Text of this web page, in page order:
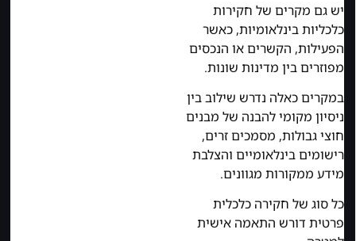
יש גם מקרים של חקירות
כלכליות בינלאומיות, כאשר
הפעילות, הקשרים או הנכסים
מפוזרים בין מדינות שונות.
במקרים כאלה נדרש שילוב בין
ניסיון מקומי להבנה של מבנים
חוצי גבולות, מסמכים זרים,
רישומים בינלאומיים והצלבת
מידע ממקורות מגוונים.
כל סוג של חקירה כלכלית
פרטית דורש התאמה אישית